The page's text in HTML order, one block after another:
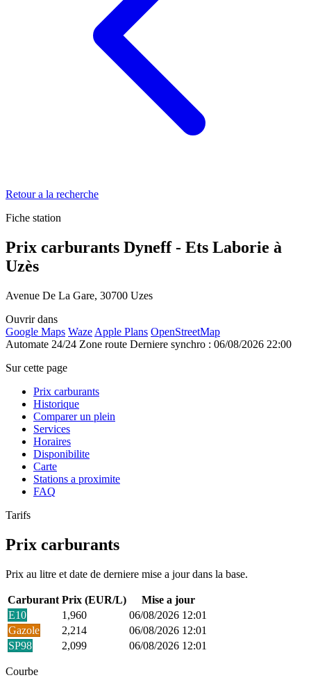
Retour a la recherche
Fiche station
Prix carburants Dyneff - Ets Laborie à
Uzès
Avenue De La Gare, 30700 Uzes
Ouvrir dans
Google Maps Waze Apple Plans OpenStreetMap
Automate 24/24 Zone route Derniere synchro : 06/08/2026 22:00
Sur cette page
Prix carburants
Historique
Comparer un plein
Services
Horaires
Disponibilite
Carte
Stations a proximite
FAQ
Tarifs
Prix carburants
Prix au litre et date de derniere mise a jour dans la base.
Carburant Prix (EUR/L)
Mise a jour
E10
1,960
06/08/2026 12:01
Gazole
2,214
06/08/2026 12:01
SP98
2,099 06/08/2026 12:01
Courbe